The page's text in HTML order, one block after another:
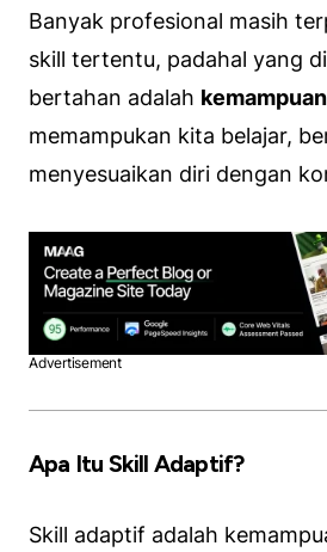
Banyak profesional masih
skill tertentu, padahal yang
bertahan adalah
memampukan kita belajar,
menyesuaikan diri dengan
Advertisement
Apa Itu Skill Adaptif?
Skill adaptif adalah